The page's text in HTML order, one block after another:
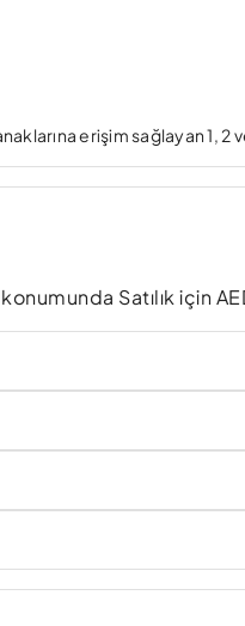
erişim sağlayan 1,
Satılık için